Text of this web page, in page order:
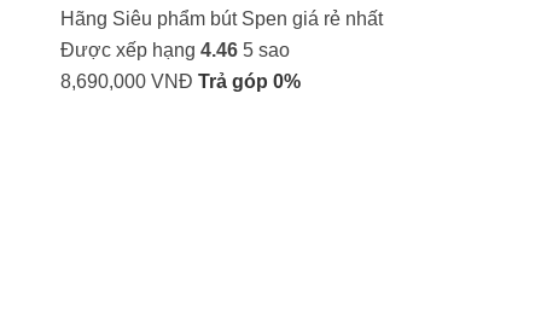
Hãng Siêu phẩm bút Spen giá rẻ nhất
Được xếp hạng 4.46 5 sao
8,690,000 VNĐ Trả góp 0%